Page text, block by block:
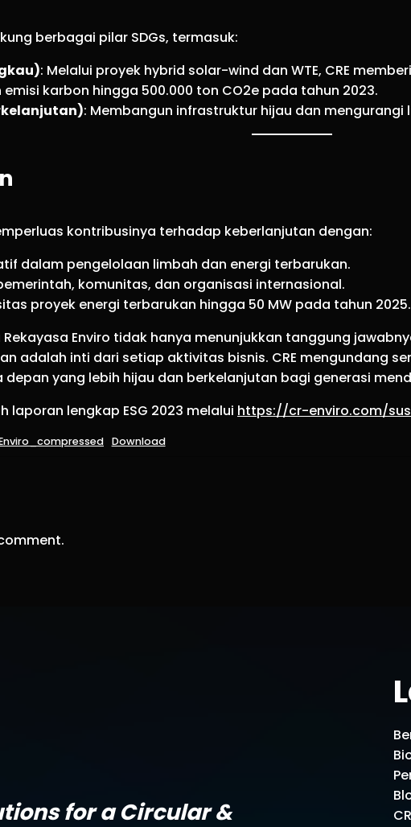
berbagai pilar SDGs, termasuk:
: Melalui proyek hybrid solar-wind dan WTE, CRE
emisi karbon hingga 500.000 ton CO2e pada tahun 2023.
: Membangun infrastruktur hijau dan mengurangi
kontribusinya terhadap keberlanjutan dengan:
dalam pengelolaan limbah dan energi terbarukan.
komunitas, dan organisasi internasional.
proyek energi terbarukan hingga 50 MW pada tahun 2025.
Rekayasa Enviro tidak hanya menunjukkan tanggung
adalah inti dari setiap aktivitas bisnis. CRE mengundang
depan yang lebih hijau dan berkelanjutan bagi generasi
laporan lengkap ESG 2023 melalui https://cr-enviro.com/
Download
for a Circular &